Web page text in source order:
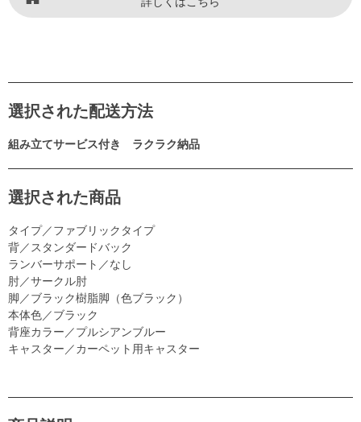
選択された配送方法
組み立てサービス付き ラクラク納品
選択された商品
タイプ／ファブリックタイプ
背／スタンダードバック
ランバーサポート／なし
肘／サークル肘
脚／ブラック樹脂脚（色ブラック）
本体色／ブラック
背座カラー／プルシアンブルー
キャスター／カーペット用キャスター